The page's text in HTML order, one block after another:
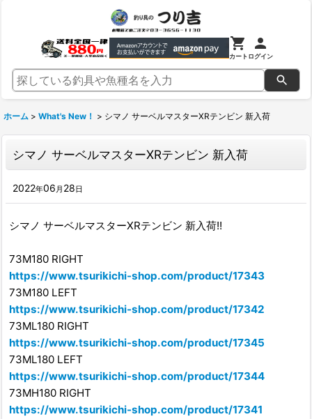
カートログイン
ホーム > What's New！ > シマノ サーベルマスターXRテンビン 新入荷
シマノ サーベルマスターXRテンビン 新入荷
2022年06 月 28日
シマノ サーベルマスターXRテンビン 新入荷!!
73M180 RIGHT
https://www.tsurikichi-shop.com/product/17343
73M180 LEFT
https://www.tsurikichi-shop.com/product/17342
73ML180 RIGHT
https://www.tsurikichi-shop.com/product/17345
73ML180 LEFT
https://www.tsurikichi-shop.com/product/17344
73MH180 RIGHT
https://www.tsurikichi-shop.com/product/17341